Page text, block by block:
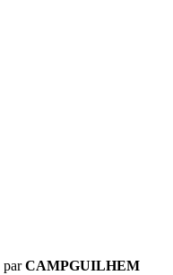
parCAMPGUILHEM